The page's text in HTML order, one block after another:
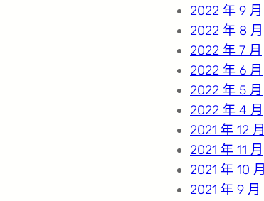
2022 年 9 月
2022 年 8 月
2022 年 7 月
2022 年 6 月
2022 年 5 月
2022 年 4 月
2021 年 12 月
2021 年 11 月
2021 年 10 月
2021 年 9 月